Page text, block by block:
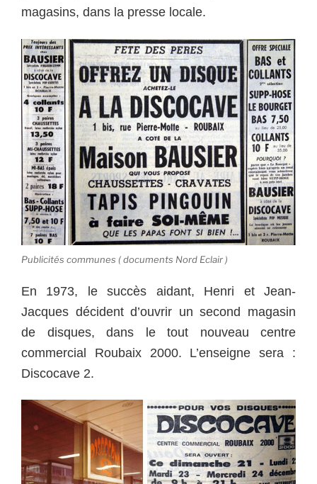
magasins, dans la presse locale.
Publicités communes ( documents Nord Eclair )
En 1973, le succès aidant, Henri et Jean-
Jacques décident d’ouvrir un second magasin
de disques, dans le tout nouveau centre
commercial Roubaix 2000. L’enseigne sera :
Discocave 2.